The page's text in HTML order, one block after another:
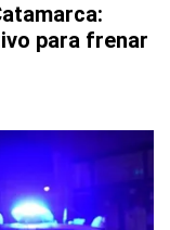
para frenar